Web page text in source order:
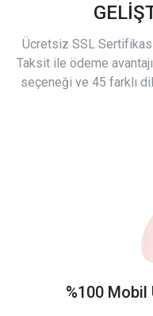
Ücretsiz SSL
Taksit ile ödeme
seçeneği ve 45 farklı
%100 Mobil